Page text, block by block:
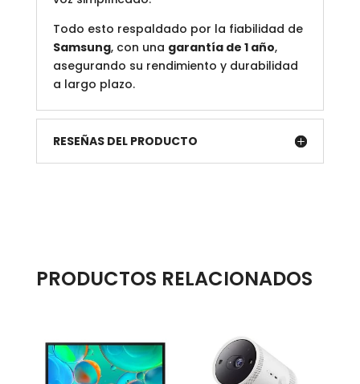
Todo esto respaldado por la fiabilidad de
Samsung, con una garantía de 1 año,
asegurando su rendimiento y durabilidad
a largo plazo.
RESEÑAS DEL PRODUCTO
PRODUCTOS RELACIONADOS